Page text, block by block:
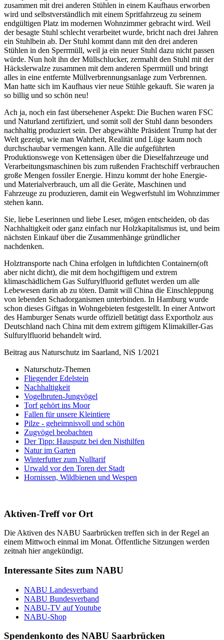
zusammen mit drei anderen Stühlen in einem Kaufhaus erworben
wird und selbstverständlich mit einem Spritfahrzeug zu seinem
endgültigen Platz im modernen Wohnzimmer gebracht wird. Weil
der besagte Stuhl schlecht verarbeitet wurde, bricht nach drei Jahren
ein Stuhlbein ab. Der Stuhl kommt dann mit den drei anderen
Stühlen in den Sperrmüll, weil ja ein neuer Stuhl dazu nicht passen
würde. Nun holt ihn der Müllschlucker, zermahlt den Stuhl mit der
Häckslerwalze zusammen mit dem anderen Sperrmüll und bringt
alles in eine entfernte Müllverbrennungsanlage zum Verbrennen.
Man hatte sich im Kaufhaus vier neue Stühle gekauft. Sie waren ja
so billig und so schön neu!
Ach ja, noch ein fast übersehener Aspekt: Die Buchen waren FSC
und Naturland zertifiziert, und somit soll der Stuhl dann besonders
nachhaltig produziert sein. Der abgewählte Präsident Trump hat der
Welt gezeigt, wie man Wahrheit, Realität und Lüge kaum noch
durchschaubar vermengen kann. Alle die aufgeführten
Produktionswege von Kettensägen über die Dieselfahrzeuge und
Verarbeitungsmaschinen bis zum rußenden Frachtschiff verbrauchen
große Mengen fossiler Energie. Hinzu kommt der hohe Energie-
und Materialverbrauch, um all die Geräte, Maschinen und
Fahrzeuge zu produzieren, damit ein Wegwerfstuhl im Wohnzimmer
stehen kann.
Sie, liebe Leserinnen und liebe Leser, mögen entscheiden, ob das
Nachhaltigkeit oder ganz einfach nur Holzkapitalismus ist, und beim
nächsten Einkauf über die Zusammenhänge gründlicher
nachdenken.
Holztransporte nach China erfolgen in luftdichten Containern(oft
aber nicht dicht), die mit dem hochgiftigem und extrem
klimaschädlichem Gas Sulfurylfluorid geflutet werden um alle
Lebewesen darin ab zu töten. Damit will China die Einschleppung
von lebenden Schadorganismen unterbinden. In Hamburg wurde
schon dieses Giftgas in Wohngebieten festgestellt. In einer Antwort
des Hamburger Senats wurde offiziell betätigt dass Exportholz aus
Deutschland nach China mit dem extrem giftigem Klimakiller-Gas
Sulfurylfluorid behandelt wird.
Beitrag aus Naturschutz im Saarland, NiS 1/2021
Naturschutz-Themen
Fliegender Edelstein
Nachhaltigkeit
Vogelbruten-Jungvögel
Torf gehört ins Moor
Fallen für unsere Kleintiere
Pilze - geheimnisvoll und schön
Zugvögel beobachten
Der Tipp: Hausputz bei den Nisthilfen
Natur im Garten
Winterfutter zum Nulltarif
Urwald vor den Toren der Stadt
Hornissen, Wildbienen und Wespen
Aktiven-Treff vor Ort
Die Aktiven des NABU Saarbrücken treffen sich in der Regel an
einem Mittwoch einmal im Monat. Öffentliche Sitzungen werden
zeitnah hier angekündigt.
Interessante Sites zum NABU
NABU Landesverband
NABU Bundesverband
NABU-TV auf Youtube
NABU-Shop
Spendenkonto des NABU Saarbrücken